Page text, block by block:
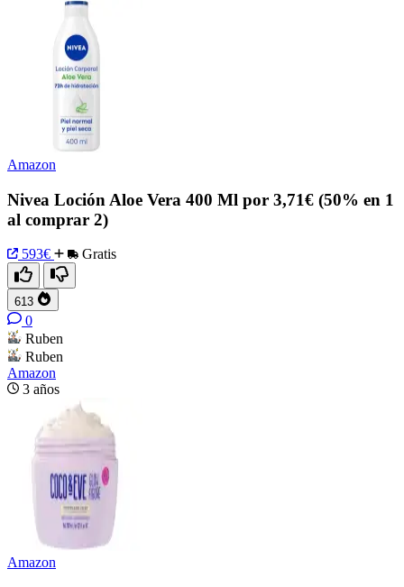
Amazon
Nivea Loción Aloe Vera 400 Ml por 3,71€ (50% en 1
al comprar 2)
593€ Gratis
613
0
Ruben
Ruben
Amazon
3 años
Amazon